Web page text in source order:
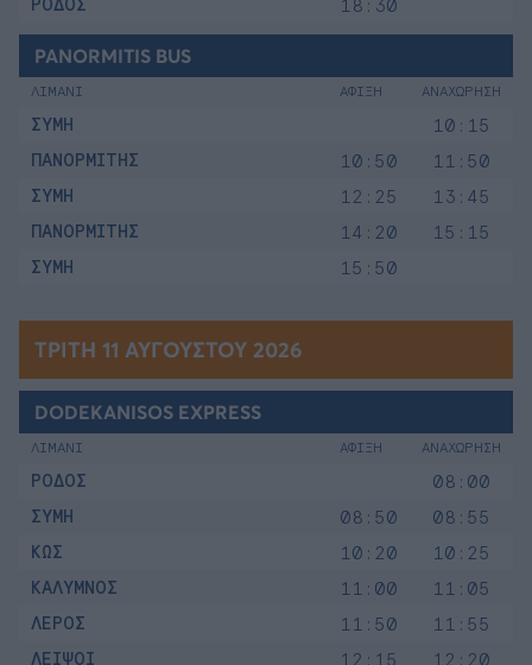
18:30
PANORMITIS BUS
ΛΙΜΑΝΙ ΑΦΙΞΗ ΑΝΑΧΩΡΗΣΗ
ΣΥΜΗ
10:15
ΠΑΝΟΡΜΙΤΗΣ
10:50
11:50
ΣΥΜΗ
12:25
13:45
ΠΑΝΟΡΜΙΤΗΣ
14:20
15:15
ΣΥΜΗ
15:50
ΤΡΊΤΗ 11 ΑΥΓΟΎΣΤΟΥ 2026
DODEKANISOS EXPRESS
ΛΙΜΑΝΙ ΑΦΙΞΗ ΑΝΑΧΩΡΗΣΗ
ΡΟΔΟΣ
08:00
ΣΥΜΗ
08:50
08:55
ΚΩΣ
10:20
10:25
ΚΑΛΥΜΝΟΣ
11:00
11:05
ΛΕΡΟΣ
11:50
11:55
ΛΕΙΨΟΙ
12:15
12:20